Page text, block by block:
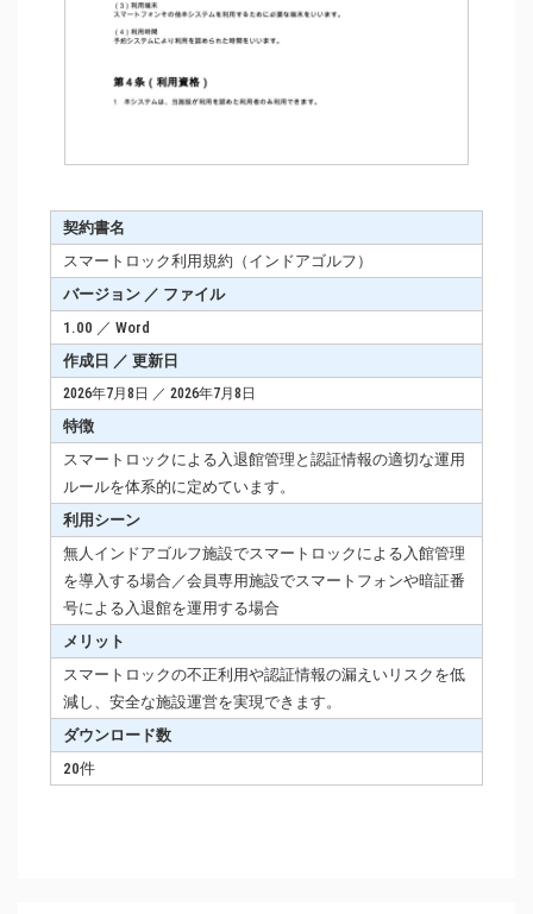
契約書名
スマートロック利用規約（インドアゴルフ）
バージョン ／ ファイル
1.00 ／ Word
作成日 ／ 更新日
2026年7月8日 ／ 2026年7月8日
特徴
スマートロックによる入退館管理と認証情報の適切な運用
ルールを体系的に定めています。
利用シーン
無人インドアゴルフ施設でスマートロックによる入館管理
を導入する場合／会員専用施設でスマートフォンや暗証番
号による入退館を運用する場合
メリット
スマートロックの不正利用や認証情報の漏えいリスクを低
減し、安全な施設運営を実現できます。
ダウンロード数
20件